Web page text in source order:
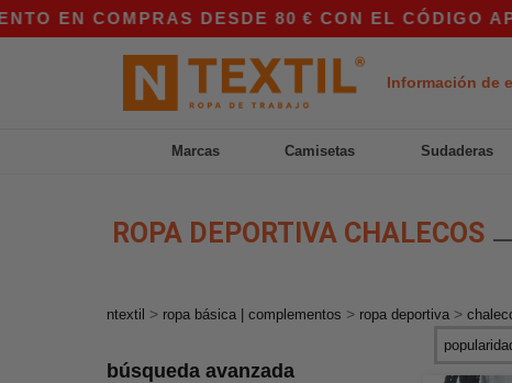
EN COMPRAS DESDE 80 € CON EL CÓDIGO
Información de
Marcas Camisetas Sudaderas
ROPA DEPORTIVA CHALECOS
ntextil > ropa básica | complementos > ropa deportiva >
búsqueda avanzada